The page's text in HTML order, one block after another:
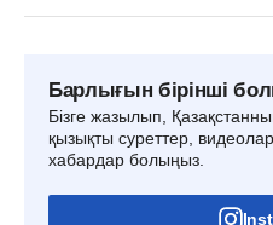
Барлығын бірінші
Бізге жазылып,
қызықты суреттер,
хабардар болыңыз.